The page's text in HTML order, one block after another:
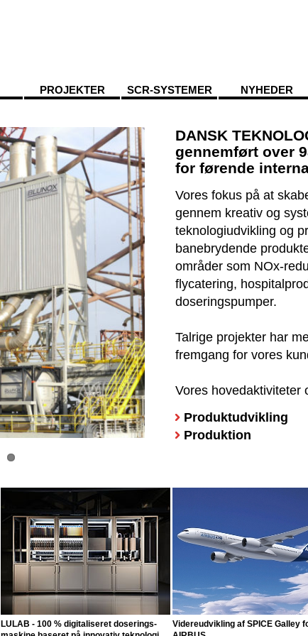
PROJEKTER SCR-SYSTEMER NYHEDER
DANSK
gennemført over
for førende
Vores fokus på at
gennem kreativ og
teknologiudvikling og
banebrydende
områder som NOx-
flycatering,
doseringspumper.
Talrige projekter har
fremgang for vores
Vores hovedaktiviteter
Produktudvikling
Produktion
LULAB - 100 % digitaliseret doserings-
Videreudvikling af SPICE Galley